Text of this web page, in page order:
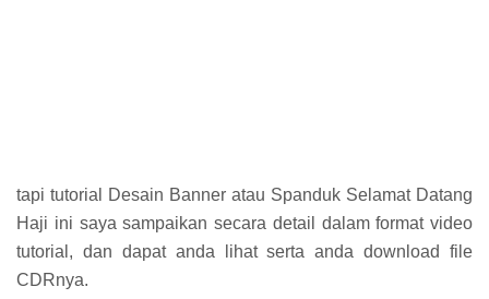
tapi tutorial Desain Banner atau Spanduk Selamat Datang
Haji ini saya sampaikan secara detail dalam format video
tutorial, dan dapat anda lihat serta anda download file
CDRnya.